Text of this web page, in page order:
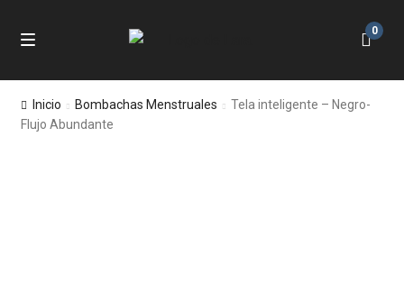
Skip
Skip
M
u
0
Inicio Bombachas Menstruales
Tela inteligente – Negro-
Flujo Abundante